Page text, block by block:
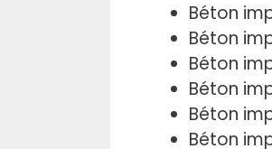
Béton
Béton
Béton
Béton
Béton
Béton